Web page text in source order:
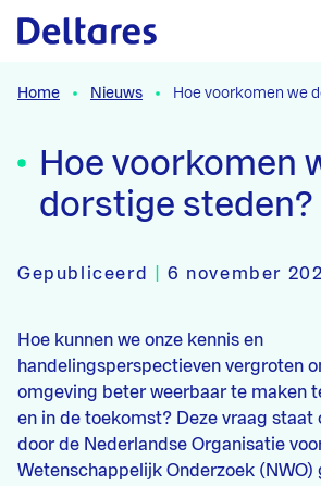
Naar hoofdcontent
Home Nieuws Hoe voorkomen we
Hoe voorkomen
dorstige steden?
Gepubliceerd |6 november
Hoe kunnen we onze kennis en
handelingsperspectieven vergroten
omgeving beter weerbaar te maken
en in de toekomst? Deze vraag staat
door de Nederlandse Organisatie
Wetenschappelijk Onderzoek (NWO)